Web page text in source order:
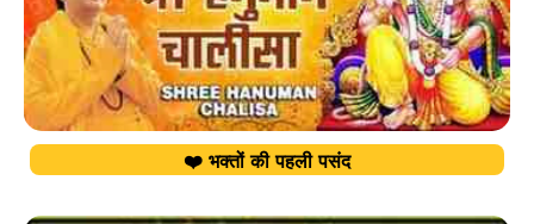
❤️ भक्तों की पहली पसंद